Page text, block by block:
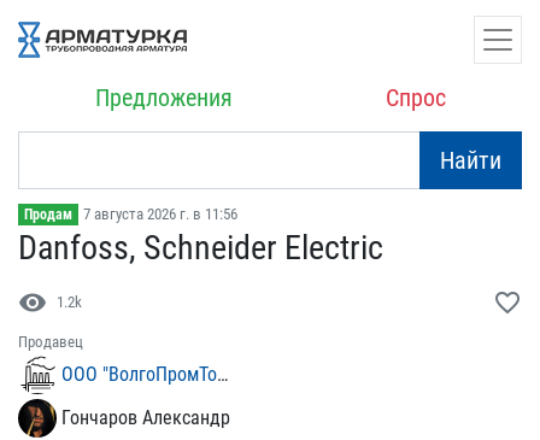
Предложения Спрос
Найти
Продам 7 августа 2026 г. в 11:56
Danfoss, Schneider Elect​ric
visibility 1.2k favorite_border
Продавец
ООО "ВолгоПромТорг-Юг"
Гончаров Александр